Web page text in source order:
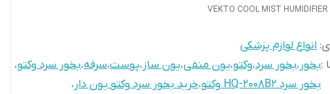
VEKTO COOL MIST HUMIDIFIER
: انواع لوازم پزشکی
:بخور ،بخور سرد،وکتو،یون منفی،یون ساز ،پوست،سرفه،بخور سرد وکتو،
بخور سرد HQ-2008B2 وکتو
،خرید بخور سرد وکتو یون دار ،